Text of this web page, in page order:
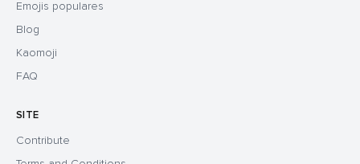
Emojis populares
Blog
Kaomoji
FAQ
SITE
Contribute